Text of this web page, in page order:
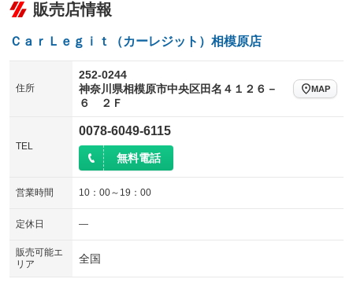
販売店情報
ＣａｒＬｅｇｉｔ（カーレジット）相模原店
住所
252-0244
神奈川県相模原市中央区田名４１２６－
６ ２Ｆ
MAP
TEL
0078-6049-6115
無料電話
営業時間 10：00～19：00
定休日 ―
販売可能エ
リア
全国